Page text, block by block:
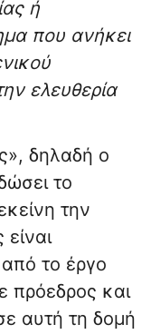
ή
που ανήκει
ελευθερία
δηλαδή ο
το
την
το έργο
πρόεδρος και
αυτή τη δομή